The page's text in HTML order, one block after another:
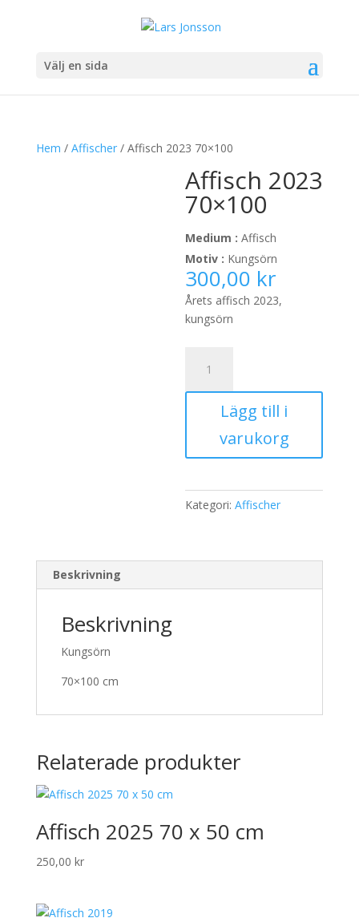
Välj en sida
Hem / Affischer/ Affisch 2023 70×100
Affisch 2023
70×100
Medium :Affisch
Motiv : Kungsörn
300,00 kr
Årets affisch 2023,
kungsörn
2023
70x100
Lägg till i
varukorg
Kategori:Affischer
Beskrivning
Beskrivning
Kungsörn
70×100 cm
Relaterade produkter
Affisch 2025 70 x 50 cm
250,00 kr